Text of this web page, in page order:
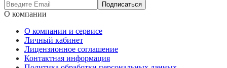
Подписаться
О компании
О компании и сервисе
Личный кабинет
Лицензионное соглашение
Контактная информация